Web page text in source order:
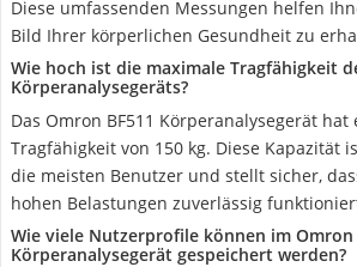
Diese umfassenden Messungen helfen
Bild Ihrer körperlichen Gesundheit zu
Wie hoch ist die maximale Tragfähigkeit
Körperanalysegeräts?
Das Omron BF511 Körperanalysegerät hat
Tragfähigkeit von 150 kg. Diese Kapazität
die meisten Benutzer und stellt sicher,
hohen Belastungen zuverlässig
Wie viele Nutzerprofile können im Omron
Körperanalysegerät gespeichert werden?